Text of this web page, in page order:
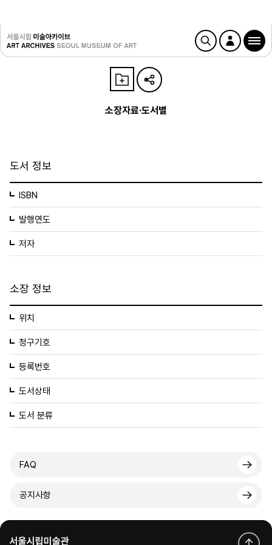
소장자료·도서별
도서 정보
ISBN
발행연도
저자
소장 정보
위치
청구기호
등록번호
도서상태
도서 분류
FAQ
공지사항